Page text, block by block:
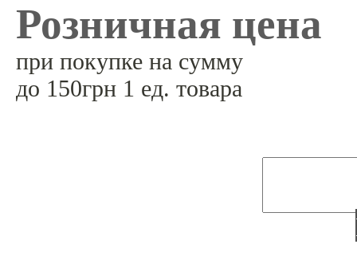
Розничная цена
при покупке на сумму
до 150грн 1 ед. товара